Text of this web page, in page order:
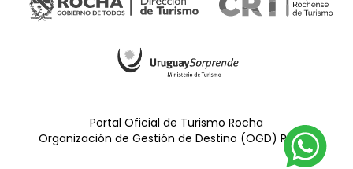
Portal Oficial de Turismo Rocha
Organización de Gestión de Destino (OGD) Rocha